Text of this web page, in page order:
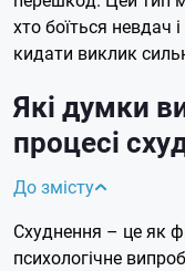
хто боїться невдач
кидати виклик
Які думки
процесі
До змісту
Схуднення – це як
психологічне